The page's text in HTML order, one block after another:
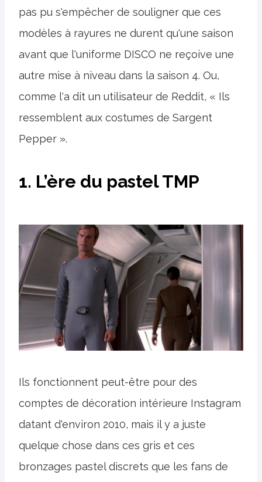
pas pu s'empêcher de souligner que ces
modèles à rayures ne durent qu'une saison
avant que l'uniforme DISCO ne reçoive une
autre mise à niveau dans la saison 4. Ou,
comme l'a dit un utilisateur de Reddit, « Ils
ressemblent aux costumes de Sargent
Pepper ».
1. L’ère du pastel TMP
Ils fonctionnent peut-être pour des
comptes de décoration intérieure Instagram
datant d'environ 2010, mais il y a juste
quelque chose dans ces gris et ces
bronzages pastel discrets que les fans de